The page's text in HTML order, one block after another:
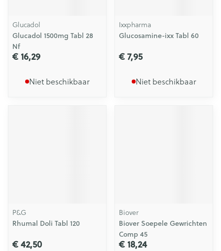
Glucadol
Glucadol 1500mg Tabl 28
Nf
€ 16,29
Niet beschikbaar
Ixxpharma
Glucosamine-ixx Tabl 60
€ 7,95
Niet beschikbaar
P&G
Rhumal Doli Tabl 120
€ 42,50
Biover
Biover Soepele Gewrichten
Comp 45
€ 18,24